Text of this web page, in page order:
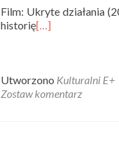
Film: Ukryte działania
historię[…]
Utworzono Kulturalni E+
Zostaw komentarz